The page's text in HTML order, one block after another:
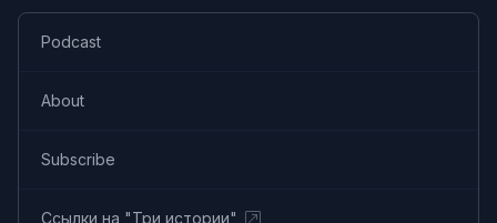
Podcast
About
Subscribe
Ссылки на "Три истории"